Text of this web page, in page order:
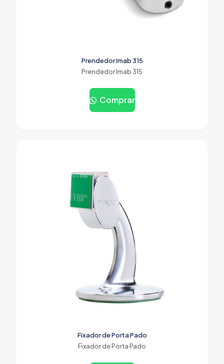
Prendedor Imab 315
Prendedor Imab 315
Comprar
Fixador de Porta Pado
Fixador de Porta Pado